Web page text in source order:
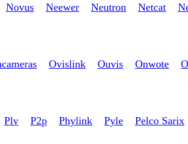
Netcat
Neutron
Neewer
Novus
Onwote
Ouvis
Ovislink
Pelco Sarix
Pyle
Phylink
P2p
Plv